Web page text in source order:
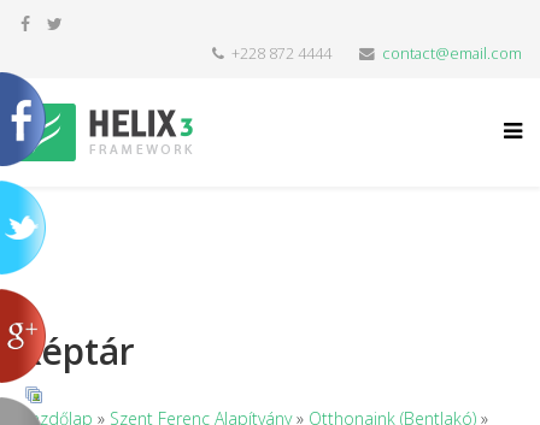
+228 872 4444 contact@email.com
Képtár
Kezdőlap » Szent Ferenc Alapítvány» Otthonaink (Bentlakó) »